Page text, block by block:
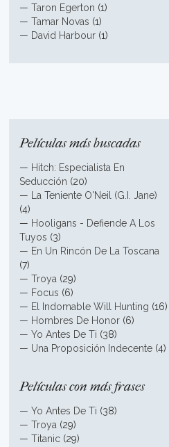
— Taron Egerton (1)
— Tamar Novas (1)
— David Harbour (1)
Películas más buscadas
— Hitch: Especialista En
Seducción (20)
—
La Teniente O'Neil (G.I. Jane)
(4)
— Hooligans - Defiende A Los
Tuyos (3)
— En Un Rincón De La Toscana
(7)
— Troya (29)
— Focus (6)
— El Indomable Will Hunting (16)
— Hombres De Honor (6)
— Yo Antes De Ti (38)
— Una Proposición Indecente (4)
Películas con más frases
— Yo Antes De Ti (38)
— Troya (29)
— Titanic (29)